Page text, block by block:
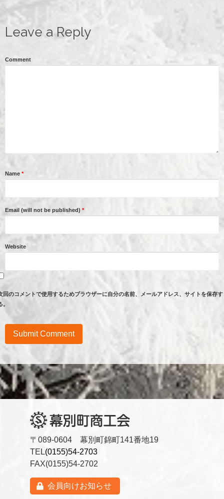
Leave a Reply
Comment
Name *
Email (will not be published) *
Website
回のコメントで使用するためブラウザーに自分の名前、メールアドレス、サイトを保存す
。
〒089-0604 幕別町錦町141番地19
TEL(0155)54-2703
FAX(0155)54-2702
会員向けお知らせ